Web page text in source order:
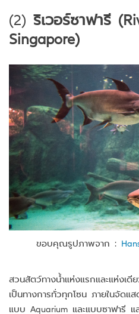
(2) ริเวอร์ซาฟารี
Singapore)
ขอบคุณรูปภาพจาก :
สวนสัตว์ทางน้ำแห่งแรกและแห่งเดีย
เป็นทางการทั่วทุกโซน ภายในจัดแ
แบบ Aquarium และแบบซาฟารี แ